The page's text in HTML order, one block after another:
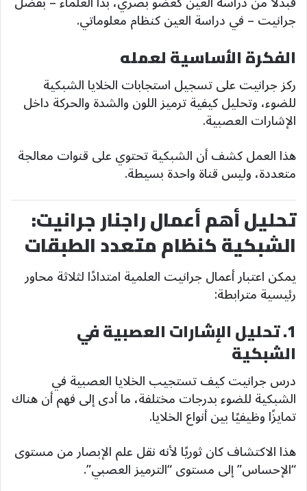
جرانيت – في دراسة العين كنظام معلوماتي.
الفكرة الأساسية لعمله
ركز جرانيت على تسجيل استجابات الخلايا الشبكية
للضوء، وتحليل كيفية ترميز اللون والشدة والحركة داخل
الإشارات العصبية.
هذا العمل كشف أن الشبكية تحتوي على قنوات معالجة
متعددة، وليس قناة واحدة بسيطة.
تحليل أهم أعمال راجنار جرانيت:
الشبكية كنظام متعدد الطبقات
يمكن اعتبار أعمال جرانيت العلمية امتدادًا لثلاثة محاور
رئيسية مترابطة:
1. تحليل الإشارات العصبية في
الشبكية
درس جرانيت كيف تستجيب الخلايا العصبية في
الشبكية للضوء بدرجات مختلفة، ما أدى إلى فهم أن هناك
تمايزًا وظيفيًا بين أنواع الخلايا.
هذا الاكتشاف كان ثوريًا لأنه نقل علم الإبصار من مستوى
“الإحساس” إلى مستوى “الترميز العصبي”.